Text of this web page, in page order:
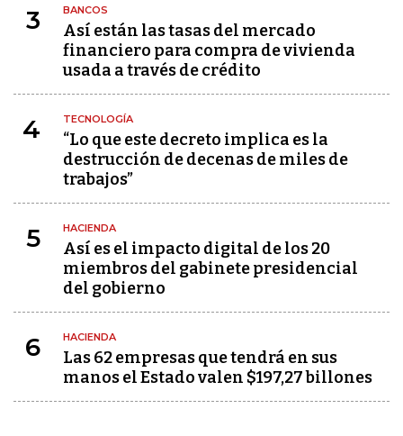
3 BANCOS
Así están las tasas del mercado
financiero para compra de vivienda
usada a través de crédito
4 TECNOLOGÍA
“Lo que este decreto implica es la
destrucción de decenas de miles de
trabajos”
5 HACIENDA
Así es el impacto digital de los 20
miembros del gabinete presidencial
del gobierno
6 HACIENDA
Las 62 empresas que tendrá en sus
manos el Estado valen $197,27 billones